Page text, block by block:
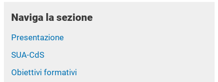
Naviga la sezione
Presentazione
SUA-CdS
Obiettivi formativi